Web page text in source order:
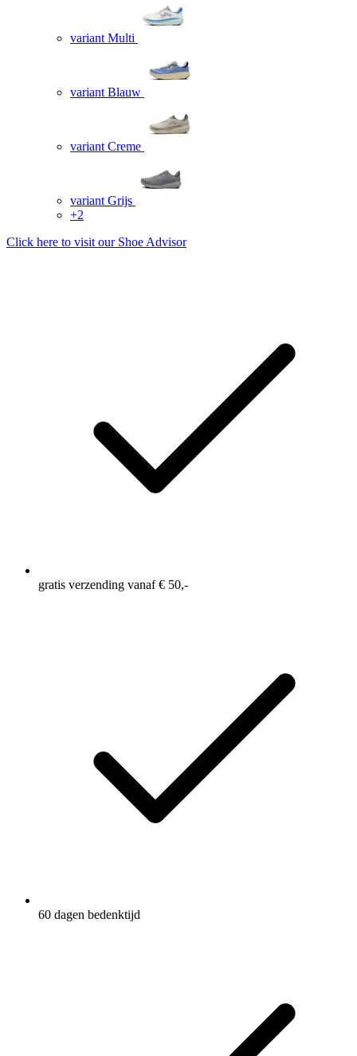
variant Multi
variant Blauw
variant Creme
variant Grijs
+2
Click here to visit our Shoe Advisor
gratis verzending vanaf € 50,-
60 dagen bedenktijd